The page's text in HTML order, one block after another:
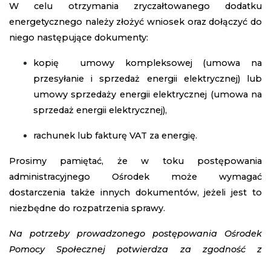
W celu otrzymania zryczałtowanego dodatku
energetycznego należy złożyć wniosek oraz dołączyć do
niego następujące dokumenty:
kopię umowy kompleksowej (umowa na
przesyłanie i sprzedaż energii elektrycznej) lub
umowy sprzedaży energii elektrycznej (umowa na
sprzedaż energii elektrycznej),
rachunek lub fakturę VAT za energię.
Prosimy pamiętać, że w toku postępowania
administracyjnego Ośrodek może wymagać
dostarczenia także innych dokumentów, jeżeli jest to
niezbędne do rozpatrzenia sprawy.
Na potrzeby prowadzonego postępowania Ośrodek
Pomocy Społecznej potwierdza za zgodność z